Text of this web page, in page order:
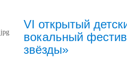
VI открытый
вокальный
звёзды»